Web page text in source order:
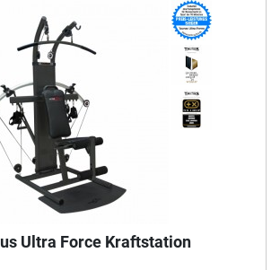
Ultra Force Kraftstation